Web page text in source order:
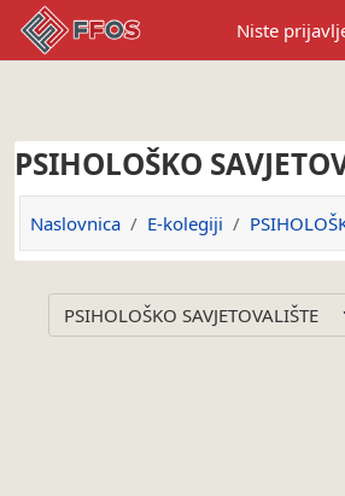
Preskoči na sadržaj
Niste
PSIHOLOŠKO
Naslovnica E-kolegiji
Popis e-kolegija